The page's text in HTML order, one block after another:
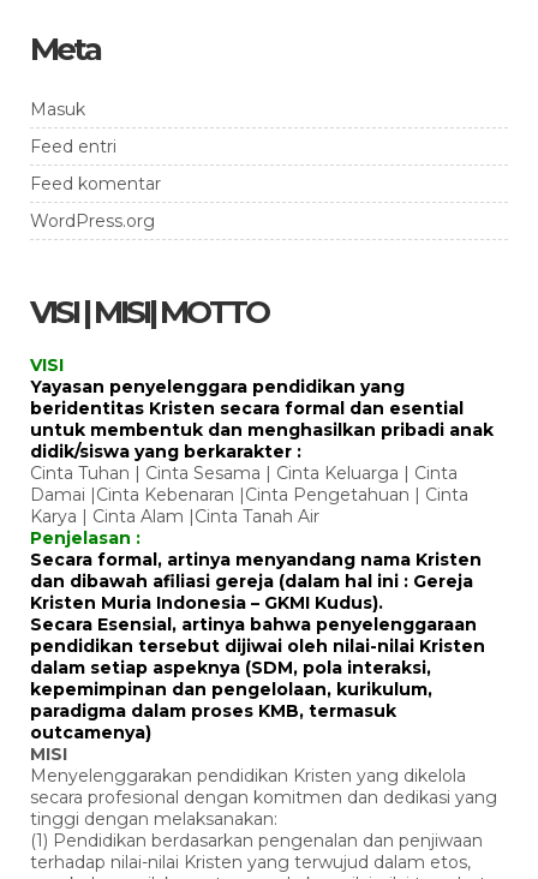
Meta
Masuk
Feed entri
Feed komentar
WordPress.org
VISI | MISI| MOTTO
VISI
Yayasan penyelenggara pendidikan yang
beridentitas Kristen secara formal dan esential
untuk membentuk dan menghasilkan pribadi anak
didik/siswa yang berkarakter :
Cinta Tuhan | Cinta Sesama | Cinta Keluarga | Cinta
Damai |Cinta Kebenaran |Cinta Pengetahuan | Cinta
Karya | Cinta Alam |Cinta Tanah Air
Penjelasan :
Secara formal, artinya menyandang nama Kristen
dan dibawah afiliasi gereja (dalam hal ini : Gereja
Kristen Muria Indonesia – GKMI Kudus).
Secara Esensial, artinya bahwa penyelenggaraan
pendidikan tersebut dijiwai oleh nilai-nilai Kristen
dalam setiap aspeknya (SDM, pola interaksi,
kepemimpinan dan pengelolaan, kurikulum,
paradigma dalam proses KMB, termasuk
outcamenya)
MISI
Menyelenggarakan pendidikan Kristen yang dikelola
secara profesional dengan komitmen dan dedikasi yang
tinggi dengan melaksanakan:
(1) Pendidikan berdasarkan pengenalan dan penjiwaan
terhadap nilai-nilai Kristen yang terwujud dalam etos,